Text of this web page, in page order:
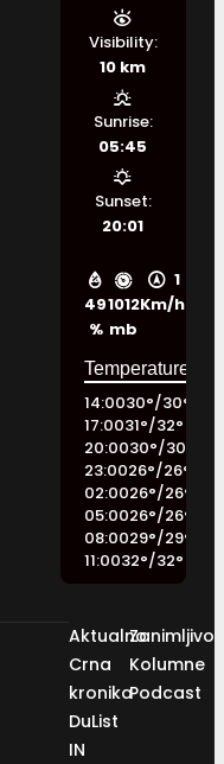
49
%
1012
mb
1
Km/h
Visibility:
10 km
Sunrise:
05:45
Sunset:
20:01
14:0030°/30°
17:0031°/32°
20:0030°/30
23:0026°/26°
02:0026°/26°
05:0026°/26°
08:0029°/29°
11:0032°/32°
Aktualno
Crna
kronika
DuList
IN
Kolumne
Podcast